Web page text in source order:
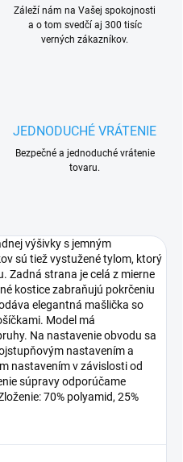
Záleží nám na Vašej spokojnosti
a o tom svedčí aj 300 tisíc
verných zákazníkov.
JEDNODUCHÉ VRÁTENIE
Bezpečné a jednoduché vrátenie
tovaru.
výšivky s jemným
sú tiež vystužené tylom, ktorý
Zadná strana je celá z mierne
kostice zabraňujú pokrčeniu
elegantná mašlička so
Model má
Na nastavenie obvodu sa
nastavením a
nastavením v závislosti od
súpravy odporúčame
70% polyamid, 25%